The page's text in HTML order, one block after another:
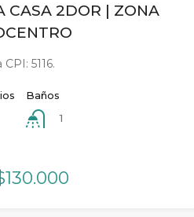
CASA 2DOR | ZONA
5116.
Baños
1